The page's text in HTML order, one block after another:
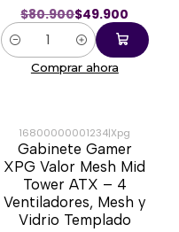
$80.900$49.900
Cantidad
Comprar ahora
-47%
16800000001234|Xpg
Gabinete Gamer
XPG Valor Mesh Mid
Tower ATX – 4
Ventiladores, Mesh y
Vidrio Templado